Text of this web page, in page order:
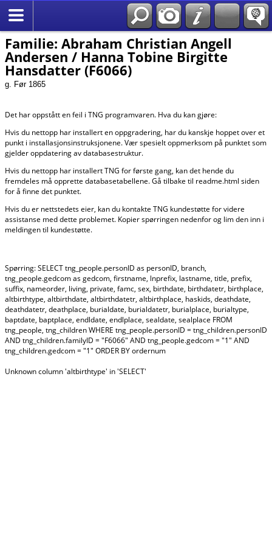
Familie: Abraham Christian Angell
Andersen / Hanna Tobine Birgitte
Hansdatter (F6066)
g. Før 1865
Det har oppstått en feil i TNG programvaren. Hva du kan gjøre:
Hvis du nettopp har installert en oppgradering, har du kanskje hoppet over et
punkt i installasjonsinstruksjonene. Vær spesielt oppmerksom på punktet som
gjelder oppdatering av databasestruktur.
Hvis du nettopp har installert TNG for første gang, kan det hende du
fremdeles må opprette databasetabellene. Gå tilbake til readme.html siden
for å finne det punktet.
Hvis du er nettstedets eier, kan du kontakte TNG kundestøtte for videre
assistanse med dette problemet. Kopier spørringen nedenfor og lim den inn i
meldingen til kundestøtte.
Spørring: SELECT tng_people.personID as personID, branch,
tng_people.gedcom as gedcom, firstname, lnprefix, lastname, title, prefix,
suffix, nameorder, living, private, famc, sex, birthdate, birthdatetr, birthplace,
altbirthtype, altbirthdate, altbirthdatetr, altbirthplace, haskids, deathdate,
deathdatetr, deathplace, burialdate, burialdatetr, burialplace, burialtype,
baptdate, baptplace, endldate, endlplace, sealdate, sealplace FROM
tng_people, tng_children WHERE tng_people.personID = tng_children.personID
AND tng_children.familyID = "F6066" AND tng_people.gedcom = "1" AND
tng_children.gedcom = "1" ORDER BY ordernum
Unknown column 'altbirthtype' in 'SELECT'